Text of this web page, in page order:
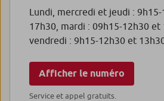
Lundi, mercredi et jeudi :
17h30, mardi : 09h15-12h30 et
vendredi : 9h15-12h30 et
Afficher le numéro
Service et appel gratuits.